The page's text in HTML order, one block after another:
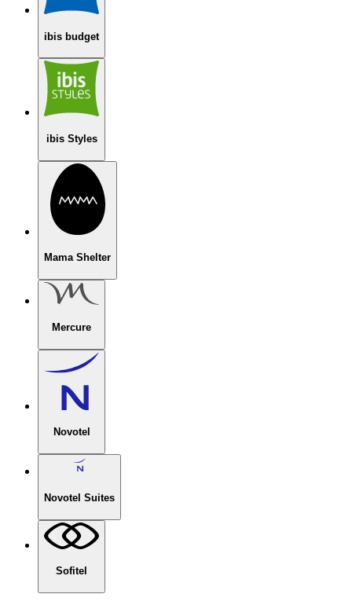
ibis budget
ibis Styles
Mama Shelter
Mercure
Novotel
Novotel Suites
Sofitel